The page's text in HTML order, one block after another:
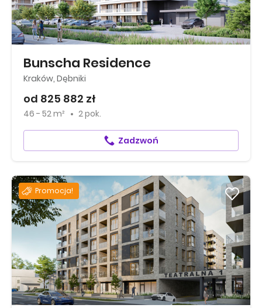
Bunscha Residence
Kraków, Dębniki
od 825 882 zł
46 - 52 m² 2 pok.
Zadzwoń
Promocja!